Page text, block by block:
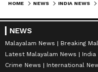
HOME NEWS INDIA NEWS
NEWS
Malayalam News
Breaking
Latest Malayalam News
India
Crime News
International